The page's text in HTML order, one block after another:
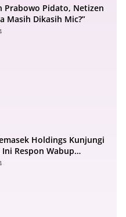
Prabowo Pidato, Netizen
Masih Dikasih Mic?”
Holdings Kunjungi
Respon Wabup